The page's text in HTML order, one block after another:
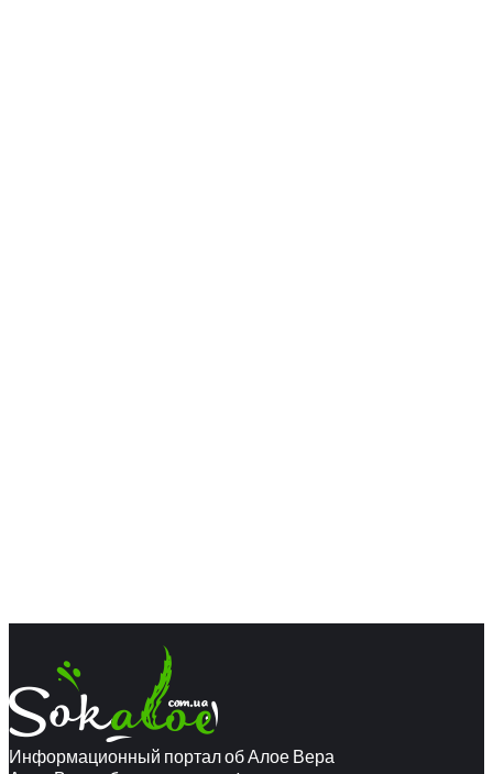
Информационный портал об Алое Вера